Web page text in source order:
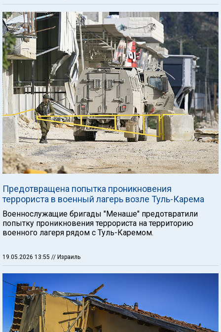
Предотвращена попытка проникновения
террориста в военный лагерь возле Туль-Карема
Военнослужащие бригады "Менаше" предотвратили
попытку проникновения террориста на территорию
военного лагеря рядом с Туль-Каремом.
19.05.2026 13:55 // Израиль